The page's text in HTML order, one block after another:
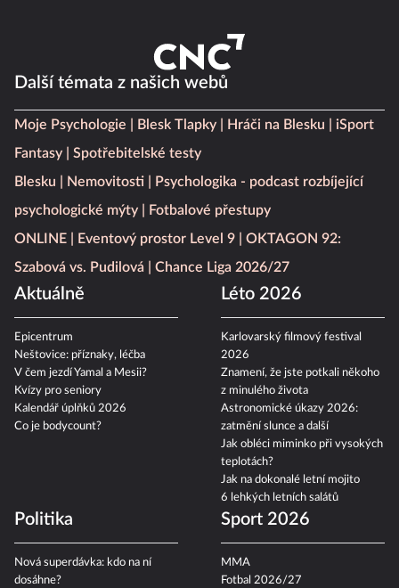
Další témata z našich webů
Moje Psychologie Blesk Tlapky Hráči na Blesku
iSport
Fantasy
Spotřebitelské testy
Blesku
Nemovitosti
Psychologika - podcast rozbíjející
psychologické mýty
Fotbalové přestupy
ONLINE
Eventový prostor Level 9
OKTAGON 92:
Szabová vs. Pudilová
Chance Liga 2026/27
Aktuálně
Epicentrum
Neštovice: příznaky, léčba
V čem jezdí Yamal a Mesii?
Kvízy pro seniory
Kalendář úplňků 2026
Co je bodycount?
Léto 2026
Karlovarský filmový festival
2026
Znamení, že jste potkali někoho
z minulého života
Astronomické úkazy 2026:
zatmění slunce a další
Jak obléci miminko při vysokých
teplotách?
Jak na dokonalé letní mojito
6 lehkých letních salátů
Politika
Nová superdávka: kdo na ní
dosáhne?
Sport 2026
MMA
Fotbal 2026/27